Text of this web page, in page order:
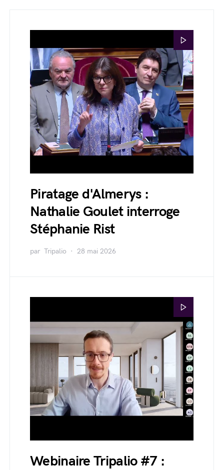
Piratage d'Almerys :
Nathalie Goulet interroge
Stéphanie Rist
par Tripalio 28 mai 2026
Webinaire Tripalio #7 :